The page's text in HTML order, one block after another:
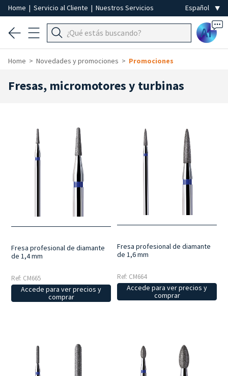
Home | Servicio al Cliente | Nuestros Servicios
Ai
Home Novedades y promociones Promociones
Fresas, micromotores y turbinas
Fresa profesional de diamante
de 1,4 mm
Ref: CM665
Accede para ver precios y
comprar
Fresa profesional de diamante
de 1,6 mm
Ref: CM664
Accede para ver precios y
comprar